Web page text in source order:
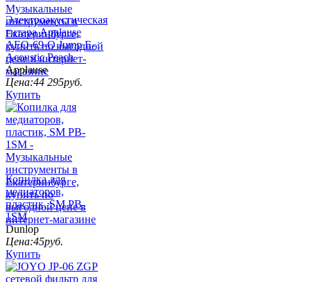
Электроакустическая
гитара Applause
AEO-69-O Jump E-
Acoustic Peach
Applause
Цена:44 295руб.
Купить
Копилка для
медиаторов,
пластик, SM PB-
1SM
Dunlop
Цена:45руб.
Купить